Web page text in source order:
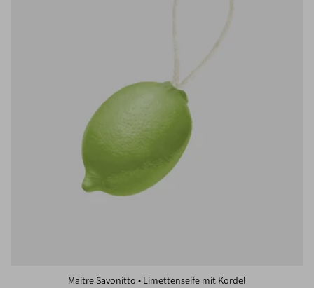
Maitre Savonitto • Limettenseife mit Kordel